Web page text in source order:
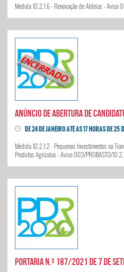
Medida 10.2.1.6 - Renovação de Aldeias - Aviso
DE 24 DE JANEIRO ATÉ ÀS 17 HORAS DE
Medida 10.2.1.2 - Pequenos Investimentos na
Produtos Agrícolas - Aviso 003/PROBASTO/